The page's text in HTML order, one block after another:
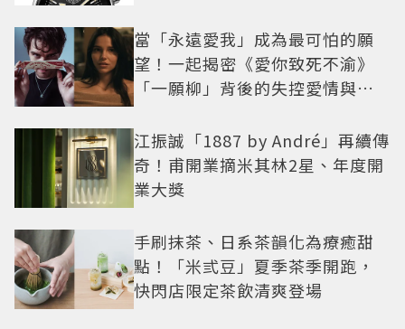
當「永遠愛我」成為最可怕的願
望！一起揭密《愛你致死不渝》
「一願柳」背後的失控愛情與爆
江振誠「1887 by André」再續傳
奇！甫開業摘米其林2星、年度開
業大獎
手刷抹茶、日系茶韻化為療癒甜
點！「米弎豆」夏季茶季開跑，
快閃店限定茶飲清爽登場